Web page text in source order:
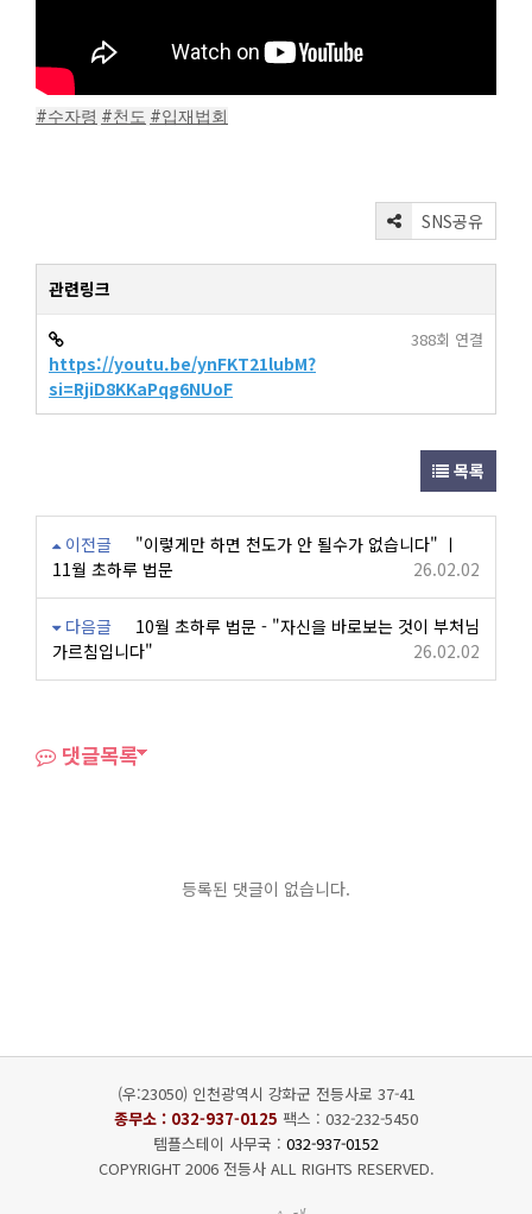
#수자령 #천도 #입재법회
SNS공유
관련링크
https://youtu.be/ynFKT21lubM?
si=RjiD8KKaPqg6NUoF
388회 연결
목록
이전글
"이렇게만 하면 천도가 안 될수가 없습니다" ㅣ
11월 초하루 법문
26.02.02
다음글
10월 초하루 법문 - "자신을 바로보는 것이 부처님
가르침입니다"
26.02.02
댓글목록
등록된 댓글이 없습니다.
(우:23050) 인천광역시 강화군 전등사로 37-41
종무소 : 032-937-0125 팩스 : 032-232-5450
템플스테이 사무국 : 032-937-0152
COPYRIGHT 2006 전등사 ALL RIGHTS RESERVED.